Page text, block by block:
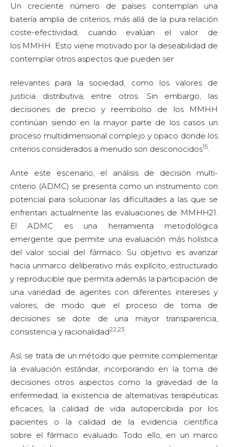
Un creciente número de países contemplan una
batería amplia de criterios, más allá de la pura relación
coste-efectividad, cuando evalúan el valor de
los MMHH. Esto viene motivado por la deseabilidad de
contemplar otros aspectos que pueden ser
relevantes para la sociedad, como los valores de
justicia distributiva, entre otros. Sin embargo, las
decisiones de precio y reembolso de los MMHH
continúan siendo en la mayor parte de los casos un
proceso multidimensional complejo y opaco donde los
criterios considerados a menudo son desconocidos15
Ante este escenario, el análisis de decisión multi-
criterio (ADMC) se presenta como un instrumento con
potencial para solucionar las dificultades a las que se
enfrentan actualmente las evaluaciones de MMHH21.
El ADMC es una herramienta metodológica
emergente que permite una evaluación más holística
del valor social del fármaco. Su objetivo es avanzar
hacia unmarco deliberativo más explícito, estructurado
y reproducible que permita además la participación de
una variedad de agentes con diferentes intereses y
valores, de modo que el proceso de toma de
decisiones se dote de una mayor transparencia,
consistencia y racionalidad22,23
Así, se trata de un método que permite complementar
la evaluación estándar, incorporando en la toma de
decisiones otros aspectos como la gravedad de la
enfermedad, la existencia de alternativas terapéuticas
eficaces, la calidad de vida autopercibida por los
pacientes o la calidad de la evidencia científica
sobre el fármaco evaluado. Todo ello, en un marco